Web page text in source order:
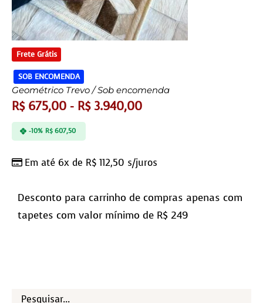
Frete Grátis
SOB ENCOMENDA
Geométrico Trevo / Sob encomenda
R$675,00 - R$3.940,00
Em até 6x de R$ 112,50 s/juros
-10% R$607,50
Desconto para carrinho de compras apenas com
tapetes com valor mínimo de R$ 249